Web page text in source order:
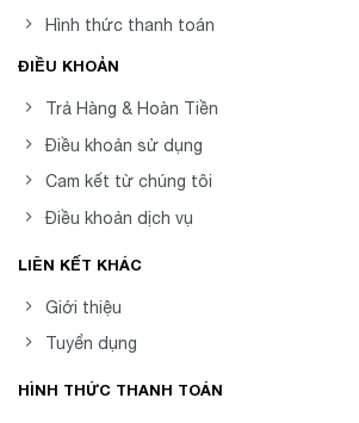
Hình thức thanh toán
ĐIỀU KHOẢN
Trả Hàng & Hoàn Tiền
Điều khoản sử dụng
Cam kết từ chúng tôi
Điều khoản dịch vụ
LIÊN KẾT KHÁC
Giới thiệu
Tuyển dụng
HÌNH THỨC THANH TOÁN